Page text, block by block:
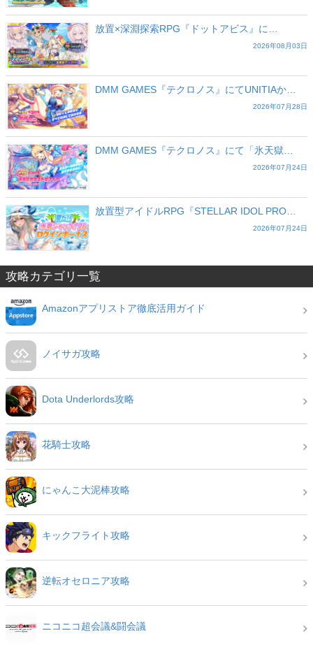
放置×深淵探索RPG『ドットアビス』に…
2026年08月03日
DMM GAMES『テクロノス』にてUNITIAか…
2026年07月28日
DMM GAMES『テクロノス』にて「氷天獄…
2026年07月24日
放置型アイドルRPG『STELLAR IDOL PRO…
2026年07月24日
攻略カテゴリ一覧
Amazonアプリストア徹底活用ガイド
ノイサガ攻略
Dota Underlords攻略
花騎士攻略
にゃんこ大泥棒攻略
キックフライト攻略
逆転オセロニア攻略
ニコニコ超会議&闘会議